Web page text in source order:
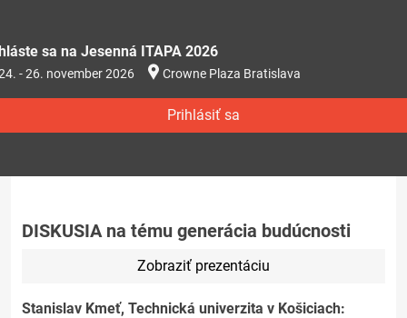
sa na Jesenná ITAPA 2026
- 26. november 2026 Crowne Plaza Bratislava
Prihlásiť sa
DISKUSIA na tému generácia budúcnosti
Zobraziť prezentáciu
Stanislav Kmeť, Technická univerzita v Košiciach: